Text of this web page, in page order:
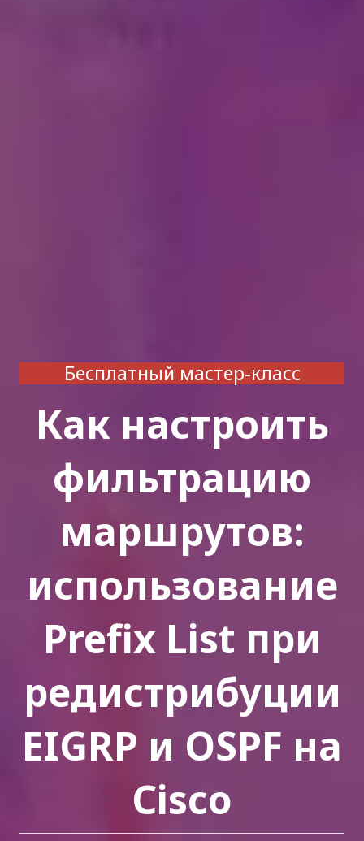
Бесплатный мастер-класс
Как настроить
фильтрацию
маршрутов:
использование
Prefix List при
редистрибуции
EIGRP и OSPF на
Cisco